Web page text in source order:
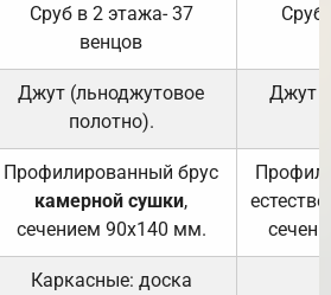
Сруб в 2 этажа- 37
венцов
Сруб
Джут (льноджутовое
полотно).
Джут
Профилированный брус
камерной сушки,
сечением 90х140 мм.
Каркасные: доска